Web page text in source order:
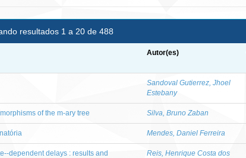
resultados 1 a 20 de 488
Autor(es)
Sandoval Gutierrez, Jhoel
Estebany
of the m-ary tree Silva, Bruno Zaban
Mendes, Daniel Ferreira
dependent delays : results and
Reis, Henrique Costa dos